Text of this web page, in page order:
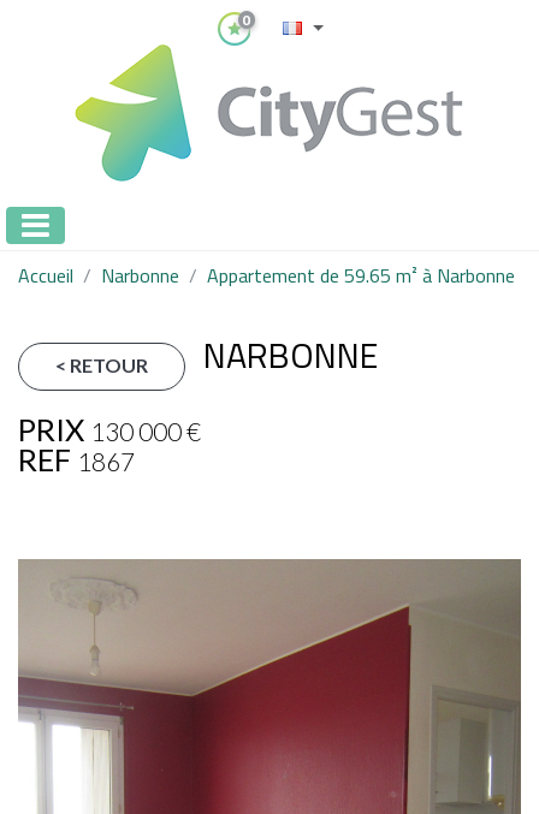
0
Accueil Narbonne Appartement de 59.65 m² à Narbonne
< RETOUR NARBONNE
PRIX 130 000€
REF 1867